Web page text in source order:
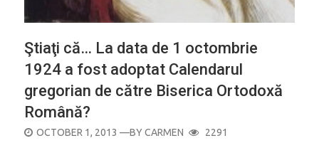
Ştiaţi că… La data de 1 octombrie
1924 a fost adoptat Calendarul
gregorian de către Biserica Ortodoxă
Română?
POSTED
OCTOBER 1, 2013 —BYCARMEN 2291